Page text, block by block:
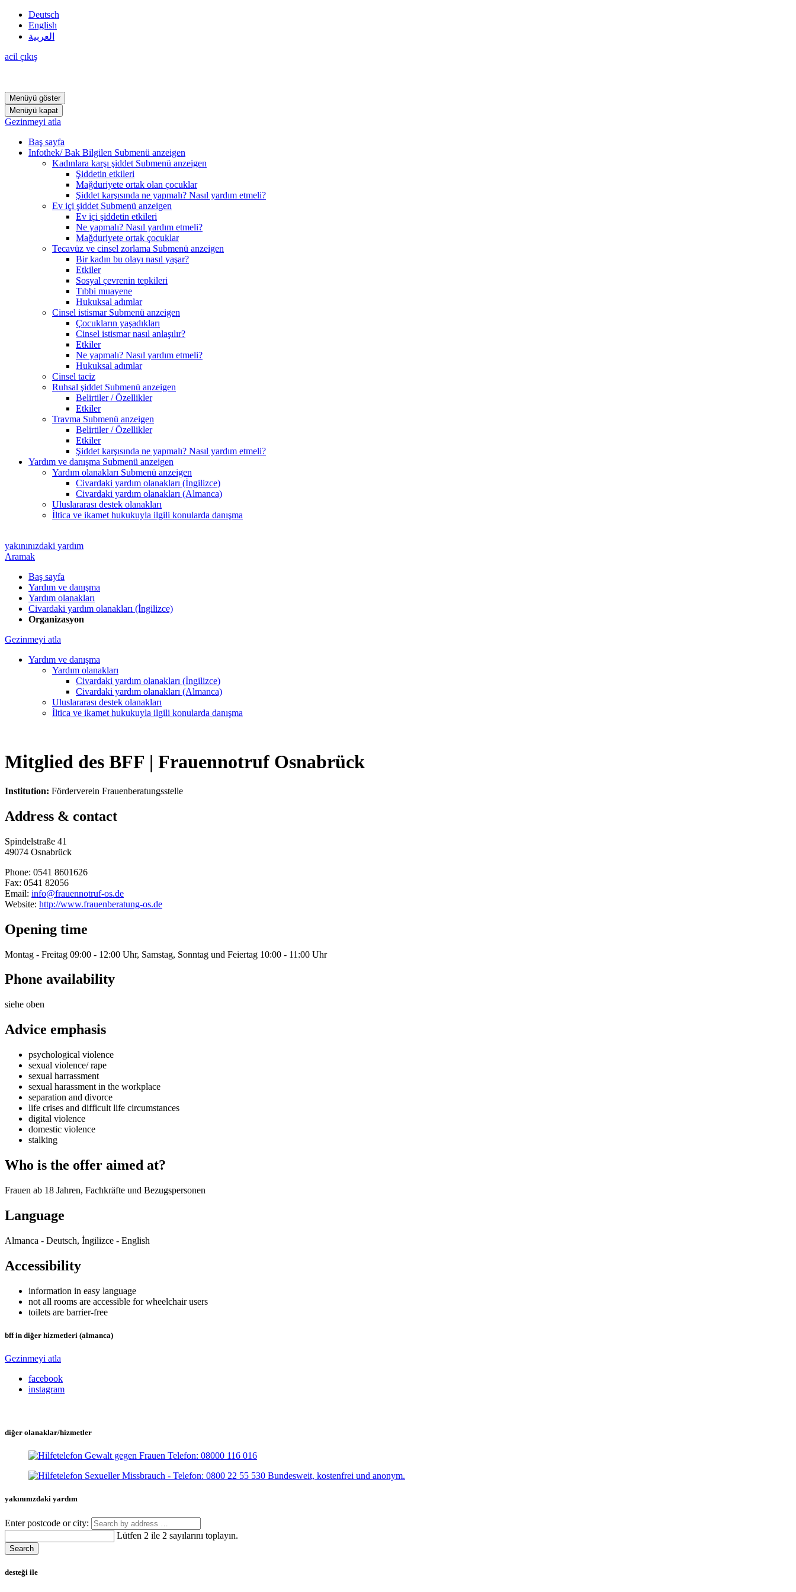
Deutsch
English
العربية
acil çıkış
Menüyü göster
Menüyü kapat
Gezinmeyi atla
Baş sayfa
Infothek/ Bak Bilgilen Submenü anzeigen
Kadınlara karşı şiddet Submenü anzeigen
Şiddetin etkileri
Mağduriyete ortak olan çocuklar
Şiddet karşısında ne yapmalı? Nasıl yardım etmeli?
Ev içi şiddet Submenü anzeigen
Ev içi şiddetin etkileri
Ne yapmalı? Nasıl yardım etmeli?
Mağduriyete ortak çocuklar
Tecavüz ve cinsel zorlama Submenü anzeigen
Bir kadın bu olayı nasıl yaşar?
Etkiler
Sosyal çevrenin tepkileri
Tıbbi muayene
Hukuksal adımlar
Cinsel istismar Submenü anzeigen
Çocukların yaşadıkları
Cinsel istismar nasıl anlaşılır?
Etkiler
Ne yapmalı? Nasıl yardım etmeli?
Hukuksal adımlar
Cinsel taciz
Ruhsal şiddet Submenü anzeigen
Belirtiler / Özellikler
Etkiler
Travma Submenü anzeigen
Belirtiler / Özellikler
Etkiler
Şiddet karşısında ne yapmalı? Nasıl yardım etmeli?
Yardım ve danışma Submenü anzeigen
Yardım olanakları Submenü anzeigen
Civardaki yardım olanakları (İngilizce)
Civardaki yardım olanakları (Almanca)
Uluslararası destek olanakları
İltica ve ikamet hukukuyla ilgili konularda danışma
yakınınızdaki yardım
Aramak
Baş sayfa
Yardım ve danışma
Yardım olanakları
Civardaki yardım olanakları (İngilizce)
Organizasyon
Gezinmeyi atla
Yardım ve danışma
Yardım olanakları
Civardaki yardım olanakları (İngilizce)
Civardaki yardım olanakları (Almanca)
Uluslararası destek olanakları
İltica ve ikamet hukukuyla ilgili konularda danışma
Mitglied des BFF | Frauennotruf Osnabrück
Institution: Förderverein Frauenberatungsstelle
Address & contact
Spindelstraße 41
49074 Osnabrück
Phone: 0541 8601626
Fax: 0541 82056
Email: info@frauennotruf-os.de
Website: http://www.frauenberatung-os.de
Opening time
Montag - Freitag 09:00 - 12:00 Uhr, Samstag, Sonntag und Feiertag 10:00 - 11:00 Uhr
Phone availability
siehe oben
Advice emphasis
psychological violence
sexual violence/ rape
sexual harrassment
sexual harassment in the workplace
separation and divorce
life crises and difficult life circumstances
digital violence
domestic violence
stalking
Who is the offer aimed at?
Frauen ab 18 Jahren, Fachkräfte und Bezugspersonen
Language
Almanca - Deutsch, İngilizce - English
Accessibility
information in easy language
not all rooms are accessible for wheelchair users
toilets are barrier-free
bff in diğer hizmetleri (almanca)
Gezinmeyi atla
facebook
instagram
diğer olanaklar/hizmetler
yakınınızdaki yardım
Enter postcode or city:
Lütfen 2 ile 2 sayılarını toplayın.
Search
desteği ile